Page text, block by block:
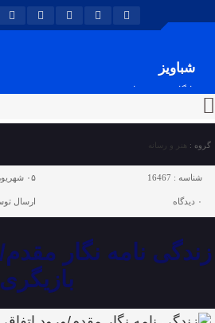
شباویز
پایگاه خبری شباویز
گروه : هنر و رسانه
شناسه : 16467 ۰۵ شهریور ۱۴۰۳ - ۲۰:۴۷
۰ دیدگاه ارسال
زندگی نامه نگار
بازیگری